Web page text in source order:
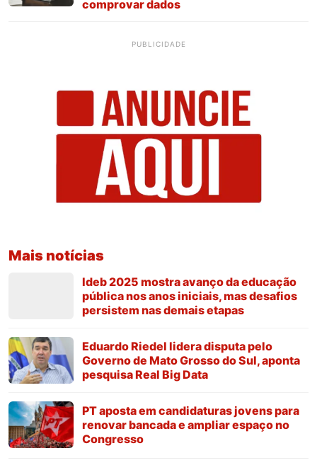
comprovar dados
PUBLICIDADE
Mais notícias
Ideb 2025 mostra avanço da educação
pública nos anos iniciais, mas desafios
persistem nas demais etapas
Eduardo Riedel lidera disputa pelo
Governo de Mato Grosso do Sul, aponta
pesquisa Real Big Data
PT aposta em candidaturas jovens para
renovar bancada e ampliar espaço no
Congresso